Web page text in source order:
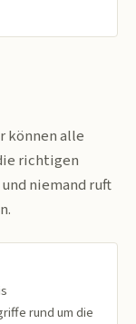
können alle
richtigen
niemand ruft
rund um die